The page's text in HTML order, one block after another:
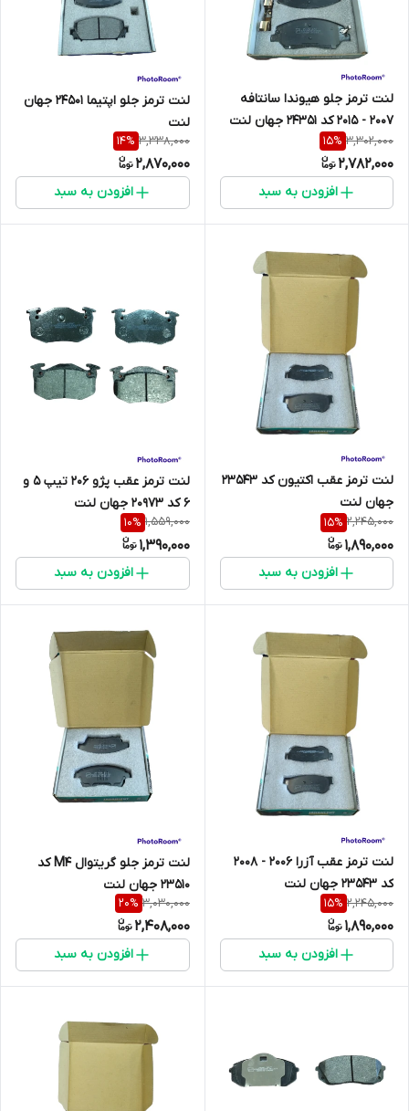
لنت ترمز جلو هیوندا سانتافه
2007 - 2015 کد 24351 جهان لنت
3,302,000
15%
2,782,000
افزودن به سبد
لنت ترمز جلو اپتیما 24501 جهان
لنت
3,338,000
14%
2,870,000
افزودن به سبد
لنت ترمز عقب اکتیون کد 23543
جهان لنت
2,245,000
15%
1,890,000
افزودن به سبد
لنت ترمز عقب پژو 206 تیپ 5 و
6 کد 20973 جهان لنت
1,559,000
10%
1,390,000
افزودن به سبد
لنت ترمز عقب آزرا 2006 - 2008
کد 23543 جهان لنت
2,245,000
15%
1,890,000
افزودن به سبد
لنت ترمز جلو گریتوال M4 کد
23510 جهان لنت
3,030,000
20%
2,408,000
افزودن به سبد